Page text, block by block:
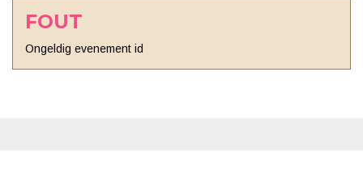
FOUT
Ongeldig evenement id